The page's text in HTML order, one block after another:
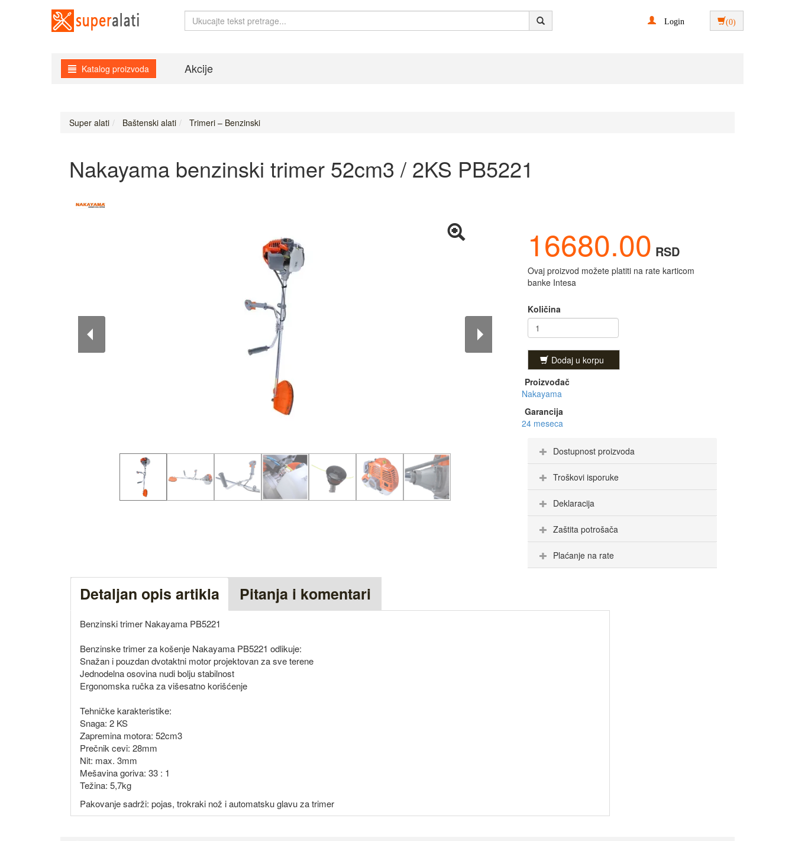
Login (0)
Katalog proizvoda Akcije
Super alati Baštenski alati Trimeri – Benzinski
Nakayama benzinski trimer 52cm3 / 2KS PB5221
16680.00 RSD
Ovaj proizvod možete platiti na rate karticom
banke Intesa
Količina
Dodaj u korpu
Proizvođač
Nakayama
Garancija
24 meseca
Dostupnost proizvoda
Troškovi isporuke
Deklaracija
Zaštita potrošača
Plaćanje na rate
Detaljan opis artikla Pitanja i komentari
Benzinski trimer Nakayama PB5221
Benzinske trimer za košenje Nakayama PB5221 odlikuje:
Snažan i pouzdan dvotaktni motor projektovan za sve terene
Jednodelna osovina nudi bolju stabilnost
Ergonomska ručka za višesatno korišćenje
Tehničke karakteristike:
Snaga: 2 KS
Zapremina motora: 52cm3
Prečnik cevi: 28mm
Nit: max. 3mm
Mešavina goriva: 33 : 1
Težina: 5,7kg
Pakovanje sadrži: pojas, trokraki nož i automatsku glavu za trimer